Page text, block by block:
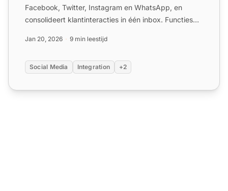
Facebook, Twitter, Instagram en WhatsApp, en
consolideert klantinteracties in één inbox. Functies
Jan 20, 2026 9 min leestijd
Social Media Integration +2